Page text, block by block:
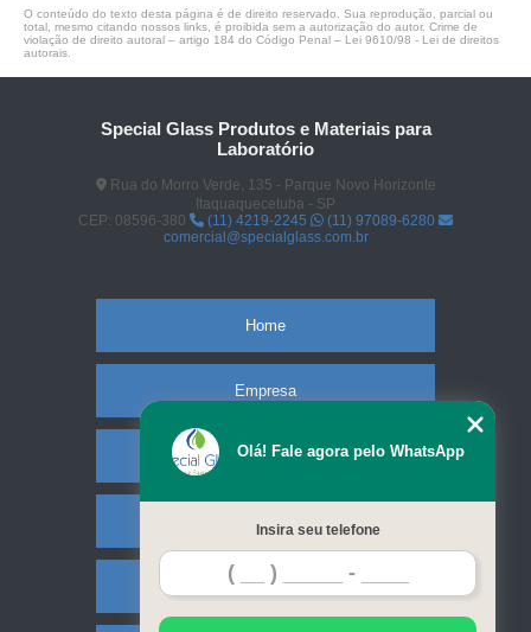
O conteúdo do texto desta página é de direito reservado. Sua reprodução, parcial ou
total, mesmo citando nossos links, é proibida sem a autorização do autor. Crime de
violação de direito autoral – artigo 184 do Código Penal – Lei 9610/98 - Lei de direitos
autorais
Special Glass Produtos e Materiais para
Laboratório
Rua do Morro Verde, 135 - Parque Novo Horizonte
Itaquaquecetuba - SP
CEP: 08596-380
(11) 4219-2245
(11) 97089-6280
comercial@specialglass.com.br
Home
Empresa
Missão
Serviços
Contato
Olá! Fale agora pelo WhatsApp
Insira seu telefone